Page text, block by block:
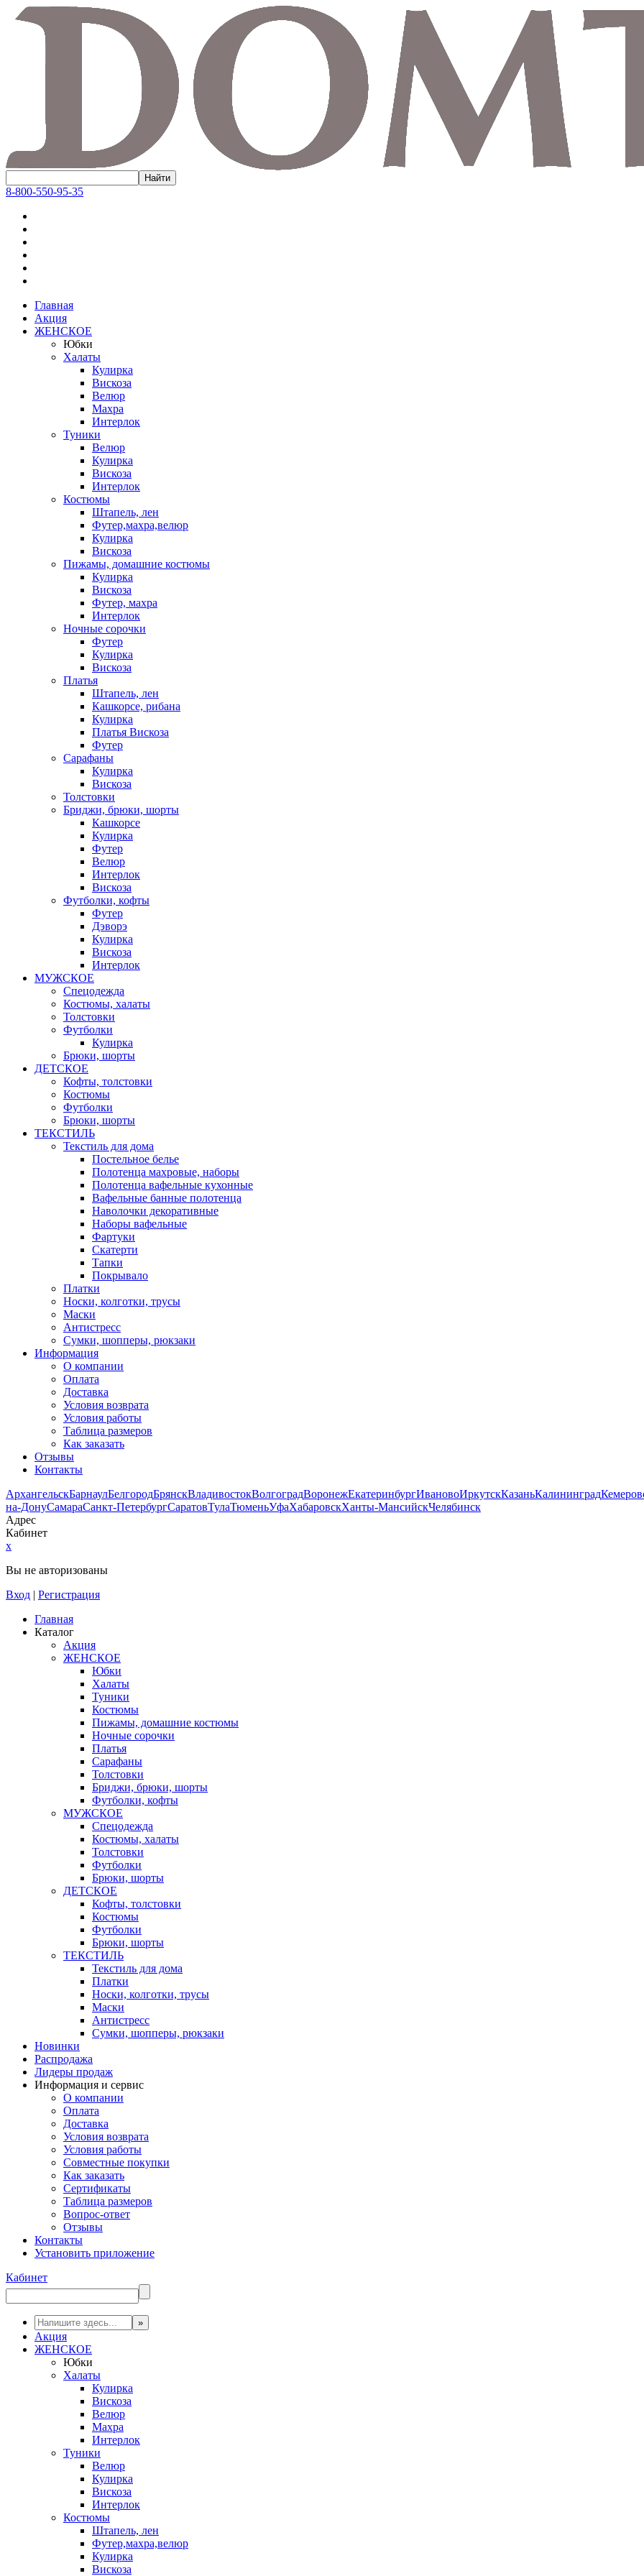
8-800-550-95-35
Главная
Акция
ЖЕНСКОЕ
Юбки
Халаты
Кулирка
Вискоза
Велюр
Махра
Интерлок
Туники
Велюр
Кулирка
Вискоза
Интерлок
Костюмы
Штапель, лен
Футер,махра,велюр
Кулирка
Вискоза
Пижамы, домашние костюмы
Кулирка
Вискоза
Футер, махра
Интерлок
Ночные сорочки
Футер
Кулирка
Вискоза
Платья
Штапель, лен
Кашкорсе, рибана
Кулирка
Платья Вискоза
Футер
Сарафаны
Кулирка
Вискоза
Толстовки
Бриджи, брюки, шорты
Кашкорсе
Кулирка
Футер
Велюр
Интерлок
Вискоза
Футболки, кофты
Футер
Дэворэ
Кулирка
Вискоза
Интерлок
МУЖСКОЕ
Спецодежда
Костюмы, халаты
Толстовки
Футболки
Кулирка
Брюки, шорты
ДЕТСКОЕ
Кофты, толстовки
Костюмы
Футболки
Брюки, шорты
ТЕКСТИЛЬ
Текстиль для дома
Постельное белье
Полотенца махровые, наборы
Полотенца вафельные кухонные
Вафельные банные полотенца
Наволочки декоративные
Наборы вафельные
Фартуки
Скатерти
Тапки
Покрывало
Платки
Носки, колготки, трусы
Маски
Антистресс
Сумки, шопперы, рюкзаки
Информация
О компании
Оплата
Доставка
Условия возврата
Условия работы
Таблица размеров
Как заказать
Отзывы
Контакты
АрхангельскБарнаулБелгородБрянскВладивостокВолгоградВоронежЕкатеринбургИвановоИркутскКазаньКалининград
на-ДонуСамараСанкт-ПетербургСаратовТулаТюменьУфаХабаровскХанты-МансийскЧелябинск
Адрес
Кабинет
x
Вы не авторизованы
Вход | Регистрация
Главная
Каталог
Акция
ЖЕНСКОЕ
Юбки
Халаты
Туники
Костюмы
Пижамы, домашние костюмы
Ночные сорочки
Платья
Сарафаны
Толстовки
Бриджи, брюки, шорты
Футболки, кофты
МУЖСКОЕ
Спецодежда
Костюмы, халаты
Толстовки
Футболки
Брюки, шорты
ДЕТСКОЕ
Кофты, толстовки
Костюмы
Футболки
Брюки, шорты
ТЕКСТИЛЬ
Текстиль для дома
Платки
Носки, колготки, трусы
Маски
Антистресс
Сумки, шопперы, рюкзаки
Новинки
Распродажа
Лидеры продаж
Информация и сервис
О компании
Оплата
Доставка
Условия возврата
Условия работы
Совместные покупки
Как заказать
Сертификаты
Таблица размеров
Вопрос-ответ
Отзывы
Контакты
Установить приложение
Кабинет
Акция
ЖЕНСКОЕ
Юбки
Халаты
Кулирка
Вискоза
Велюр
Махра
Интерлок
Туники
Велюр
Кулирка
Вискоза
Интерлок
Костюмы
Штапель, лен
Футер,махра,велюр
Кулирка
Вискоза